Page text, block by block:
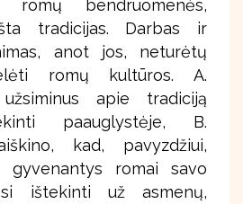
romų bendruomenės,
tradicijas. Darbas ir
anot jos, neturėtų
romų kultūros. A.
apie tradiciją
paauglystėje, B.
kad, pavyzdžiui,
gyvenantys romai savo
ištekinti už asmenų,